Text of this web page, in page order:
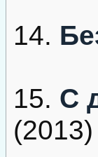
14.
15. С
(2013)